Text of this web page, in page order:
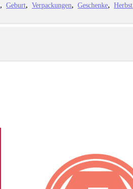
Geburt Verpackungen Geschenke Herbst